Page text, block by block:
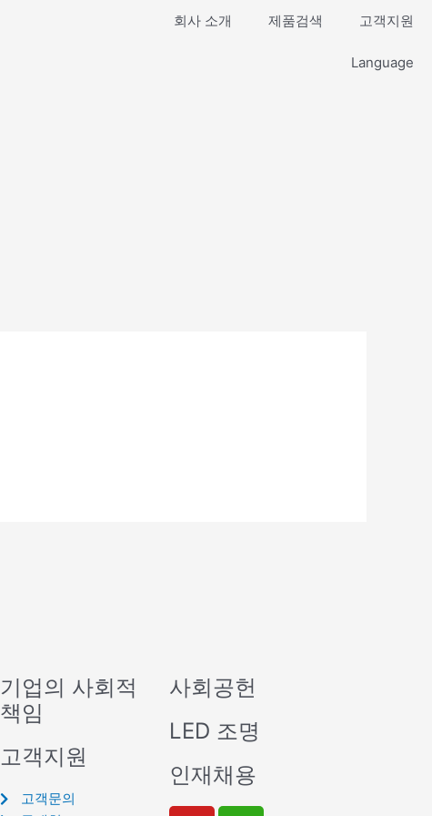
회사 소개 제품검색 고객지원
Language
기업의 사회적
책임
고객지원
고객문의
사회공헌
LED 조명
인재채용